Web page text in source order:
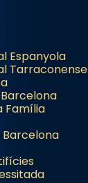
Espanyola
Tarraconense
Família